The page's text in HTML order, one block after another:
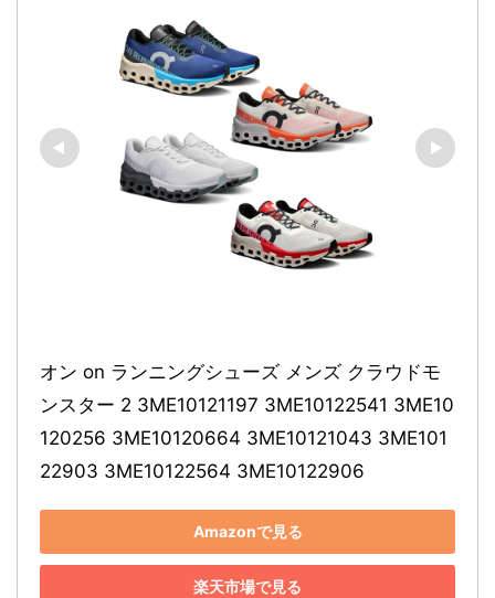
オン on ランニングシューズ メンズ クラウドモ
ンスター 2 3ME10121197 3ME10122541 3ME10
120256 3ME10120664 3ME10121043 3ME101
22903 3ME10122564 3ME10122906
Amazonで見る
楽天市場で見る